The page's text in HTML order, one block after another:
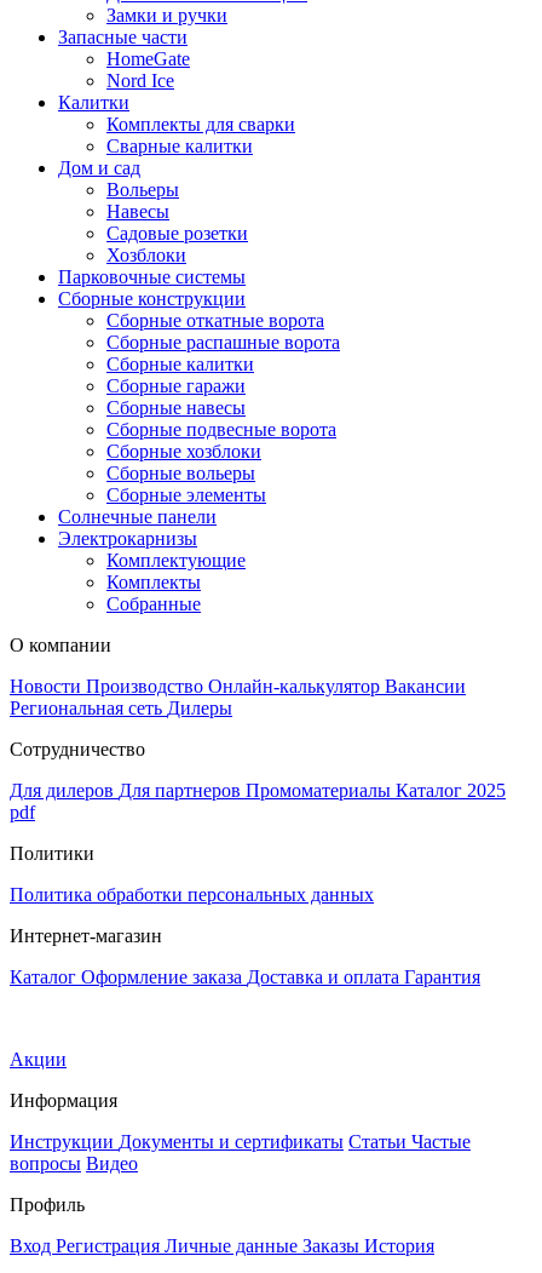
Замки и ручки
Запасные части
HomeGate
Nord Ice
Калитки
Комплекты для сварки
Сварные калитки
Дом и сад
Вольеры
Навесы
Садовые розетки
Хозблоки
Парковочные системы
Сборные конструкции
Сборные откатные ворота
Сборные распашные ворота
Сборные калитки
Сборные гаражи
Сборные навесы
Сборные подвесные ворота
Сборные хозблоки
Сборные вольеры
Сборные элементы
Солнечные панели
Электрокарнизы
Комплектующие
Комплекты
Собранные
О компании
Новости Производство Онлайн-калькулятор Вакансии
Региональная сеть Дилеры
Сотрудничество
Для дилеров Для партнеров Промоматериалы Каталог 2025
pdf
Политики
Политика обработки персональных данных
Интернет-магазин
Каталог Оформление заказа Доставка и оплата Гарантия
Акции
Информация
Инструкции Документы и сертификаты Статьи Частые
вопросы Видео
Профиль
Вход Регистрация Личные данные Заказы История